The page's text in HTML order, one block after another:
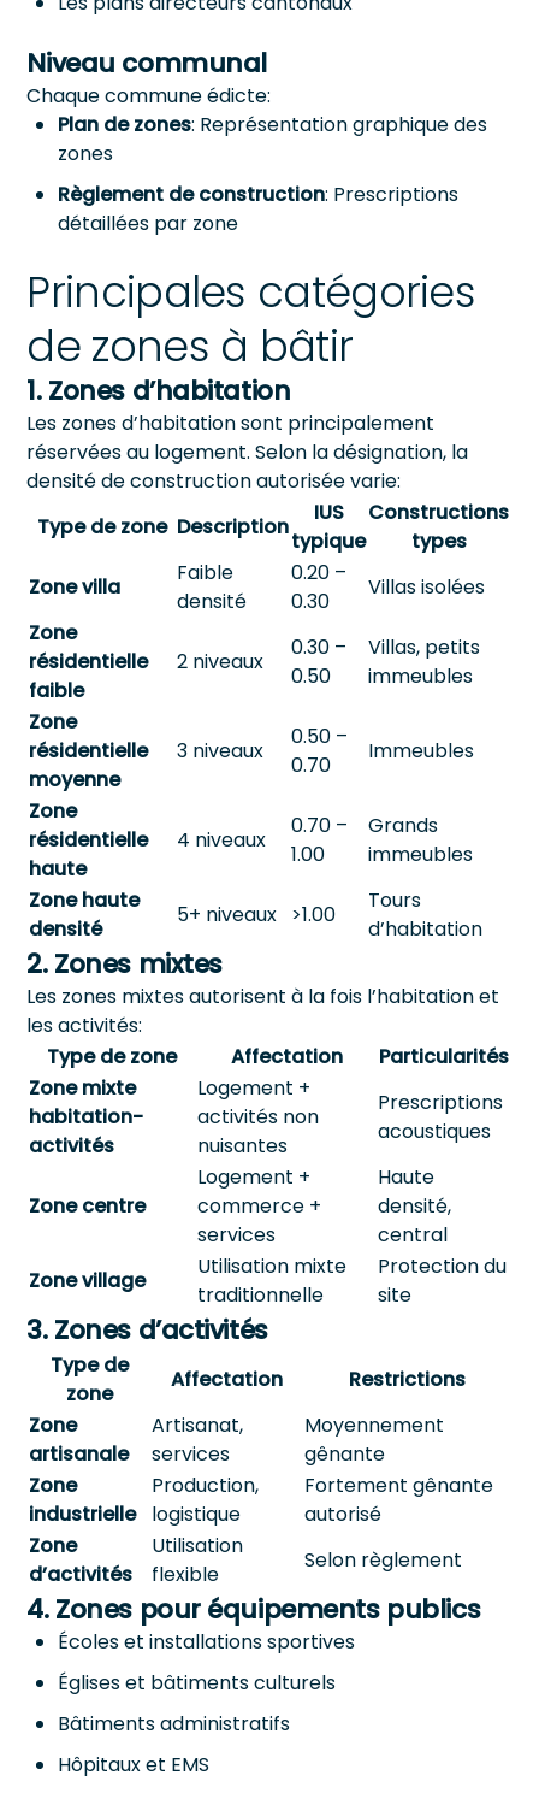
Niveau communal
Chaque commune édicte:
Plan de zones: Représentation graphique des
zones
Règlement de construction: Prescriptions
détaillées par zone
Principales catégories
de zones à bâtir
1. Zones d’habitation
Les zones d’habitation sont principalement
réservées au logement. Selon la désignation, la
densité de construction autorisée varie:
Type de zone Description
IUS
typique
Constructions
types
Zone villa
Faible
densité
0.20 –
0.30
Villas isolées
Zone
résidentielle
faible
2 niveaux
0.30 –
0.50
Villas, petits
immeubles
Zone
résidentielle
moyenne
3 niveaux
0.50 –
0.70
Immeubles
Zone
résidentielle
haute
4 niveaux
0.70 –
1.00
Grands
immeubles
Zone haute
densité
5+ niveaux >1.00
Tours
d’habitation
2. Zones mixtes
Les zones mixtes autorisent à la fois l’habitation et
les activités:
Type de zone
Affectation
Particularités
Zone mixte
habitation-
activités
Logement +
activités non
nuisantes
Prescriptions
acoustiques
Zone centre
Logement +
commerce +
services
Haute
densité,
central
Zone village
Utilisation mixte
traditionnelle
Protection du
site
3. Zones d’activités
Type de
zone
Affectation
Restrictions
Zone
artisanale
Artisanat,
services
Moyennement
gênante
Zone
industrielle
Production,
logistique
Fortement gênante
autorisé
Zone
d’activités
Utilisation
flexible
Selon règlement
4. Zones pour équipements publics
Écoles et installations sportives
Églises et bâtiments culturels
Bâtiments administratifs
Hôpitaux et EMS